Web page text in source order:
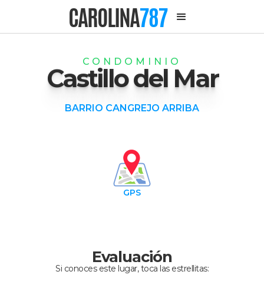
CAROLINA787
CONDOMINIO
Castillo del Mar
BARRIO CANGREJO ARRIBA
GPS
Evaluación
Si conoces este lugar, toca las estrellitas: